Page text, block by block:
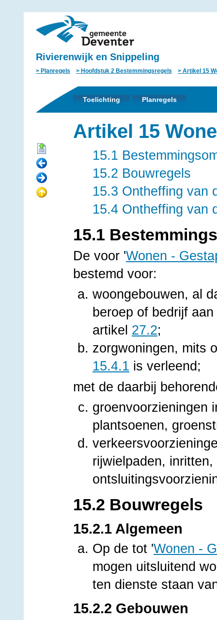
Rivierenwijk en Snippeling
Planregels Hoofdstuk 2 Bestemmingsregels Artikel 15
Toelichting Planregels
Artikel 15
15.1
15.2 Bouwregels
15.3 Ontheffing van
15.4 Ontheffing van
15.1
De voor 'Wonen -
bestemd voor:
woongebouwen, al
beroep of bedrijf
artikel 27.2;
zorgwoningen, mits
15.4.1 is verleend;
met de daarbij
groenvoorzieningen
plantsoenen,
rijwielpaden,
15.2 Bouwregels
15.2.1 Algemeen
Op de tot 'Wonen -
mogen uitsluitend
ten dienste staan
15.2.2 Gebouwen